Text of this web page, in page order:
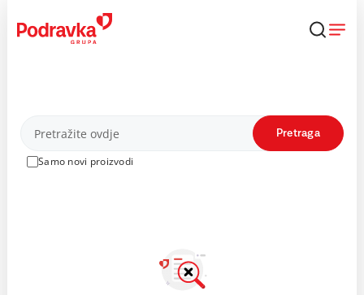
content
Proizvodi
Samo novi proizvodi
Pretraga